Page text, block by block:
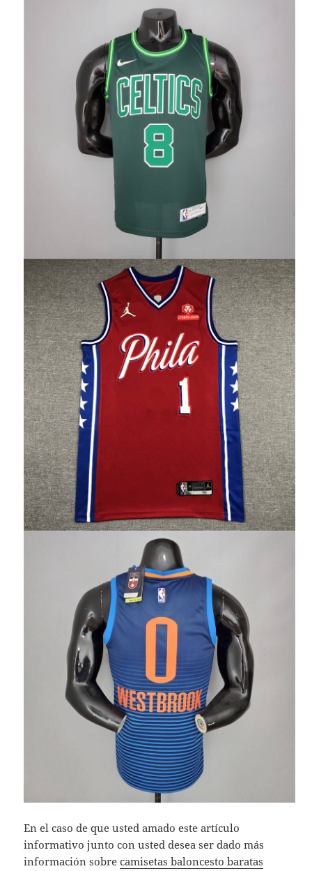
En el caso de que usted amado este artículo
informativo junto con usted desea ser dado más
información sobrecamisetas baloncesto baratas